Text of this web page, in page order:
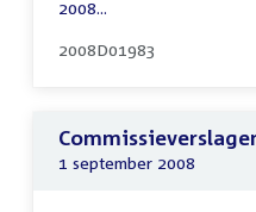
2008...
2008D01983
1 september 2008